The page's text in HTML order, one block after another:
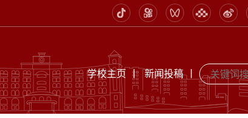
学校主页 丨 新闻投稿 丨